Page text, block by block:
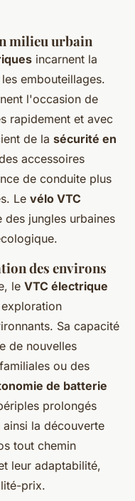
milieu urbain
incarnent la
embouteillages.
l'occasion de
rapidement et avec
de la sécurité en
accessoires
de conduite plus
Le vélo VTC
jungles urbaines
des environs
le VTC électrique
Sa capacité
de nouvelles
ou des
de batterie
prolongés
la découverte
tout chemin
leur adaptabilité,
prix.